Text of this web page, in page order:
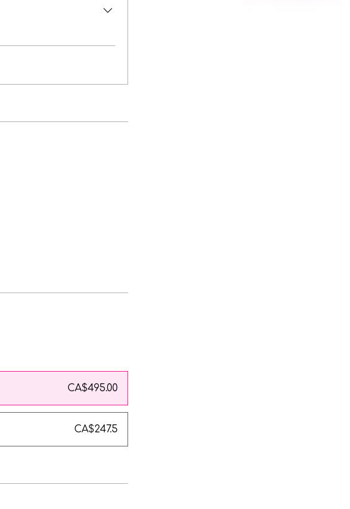
CA$495.00
CA$247.5